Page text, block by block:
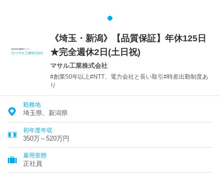
《埼玉・新潟》【品質保証】年休125日
★完全週休2日(土日祝)
マサル工業株式会社
#創業50年以上#NTT、電力会社と長い取引#時差出勤制度あ
り
勤務地
埼玉県、新潟県
初年度年収
350万～520万円
雇用形態
正社員